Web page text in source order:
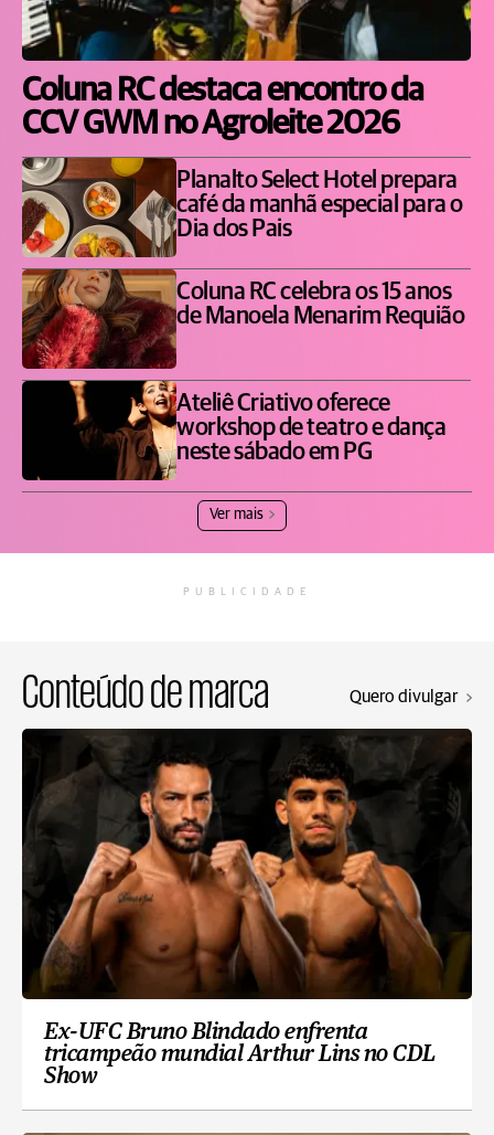
Coluna RC destaca encontro da
CCV GWM no Agroleite 2026
Planalto Select Hotel prepara
café da manhã especial para o
Dia dos Pais
Coluna RC celebra os 15 anos
de Manoela Menarim Requião
Ateliê Criativo oferece
workshop de teatro e dança
neste sábado em PG
Ver mais
PUBLICIDADE
Conteúdo de marca Quero divulgar
Ex-UFC Bruno Blindado enfrenta
tricampeão mundial Arthur Lins no CDL
Show